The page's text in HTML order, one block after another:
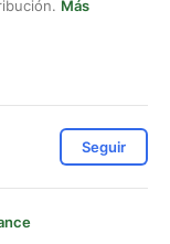
Más
Seguir